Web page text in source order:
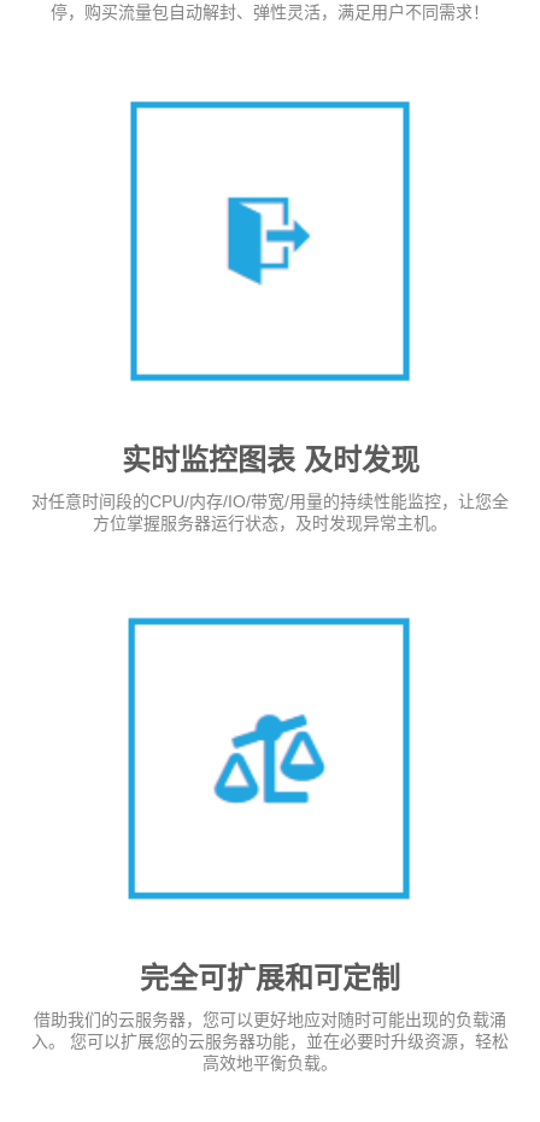
停，购买流量包自动解封、弹性灵活，满足用户不同需求！
实时监控图表 及时发现
对任意时间段的CPU/内存/IO/带宽/用量的持续性能监控，让您全
方位掌握服务器运行状态，及时发现异常主机。
完全可扩展和可定制
借助我们的云服务器，您可以更好地应对随时可能出现的负载涌
入。 您可以扩展您的云服务器功能，並在必要时升级资源，轻松
高效地平衡负载。